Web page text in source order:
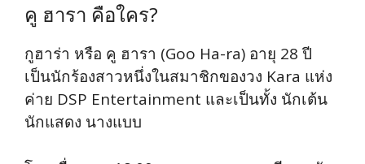
คู ฮารา คือใคร?
กูฮาร่า หรือ คู ฮารา (Goo Ha-ra) อายุ 28 ปี
เป็นนักร้องสาวหนึ่งในสมาชิกของวง Kara แห่ง
ค่าย DSP Entertainment และเป็นทั้ง นักเต้น
นักแสดง นางแบบ